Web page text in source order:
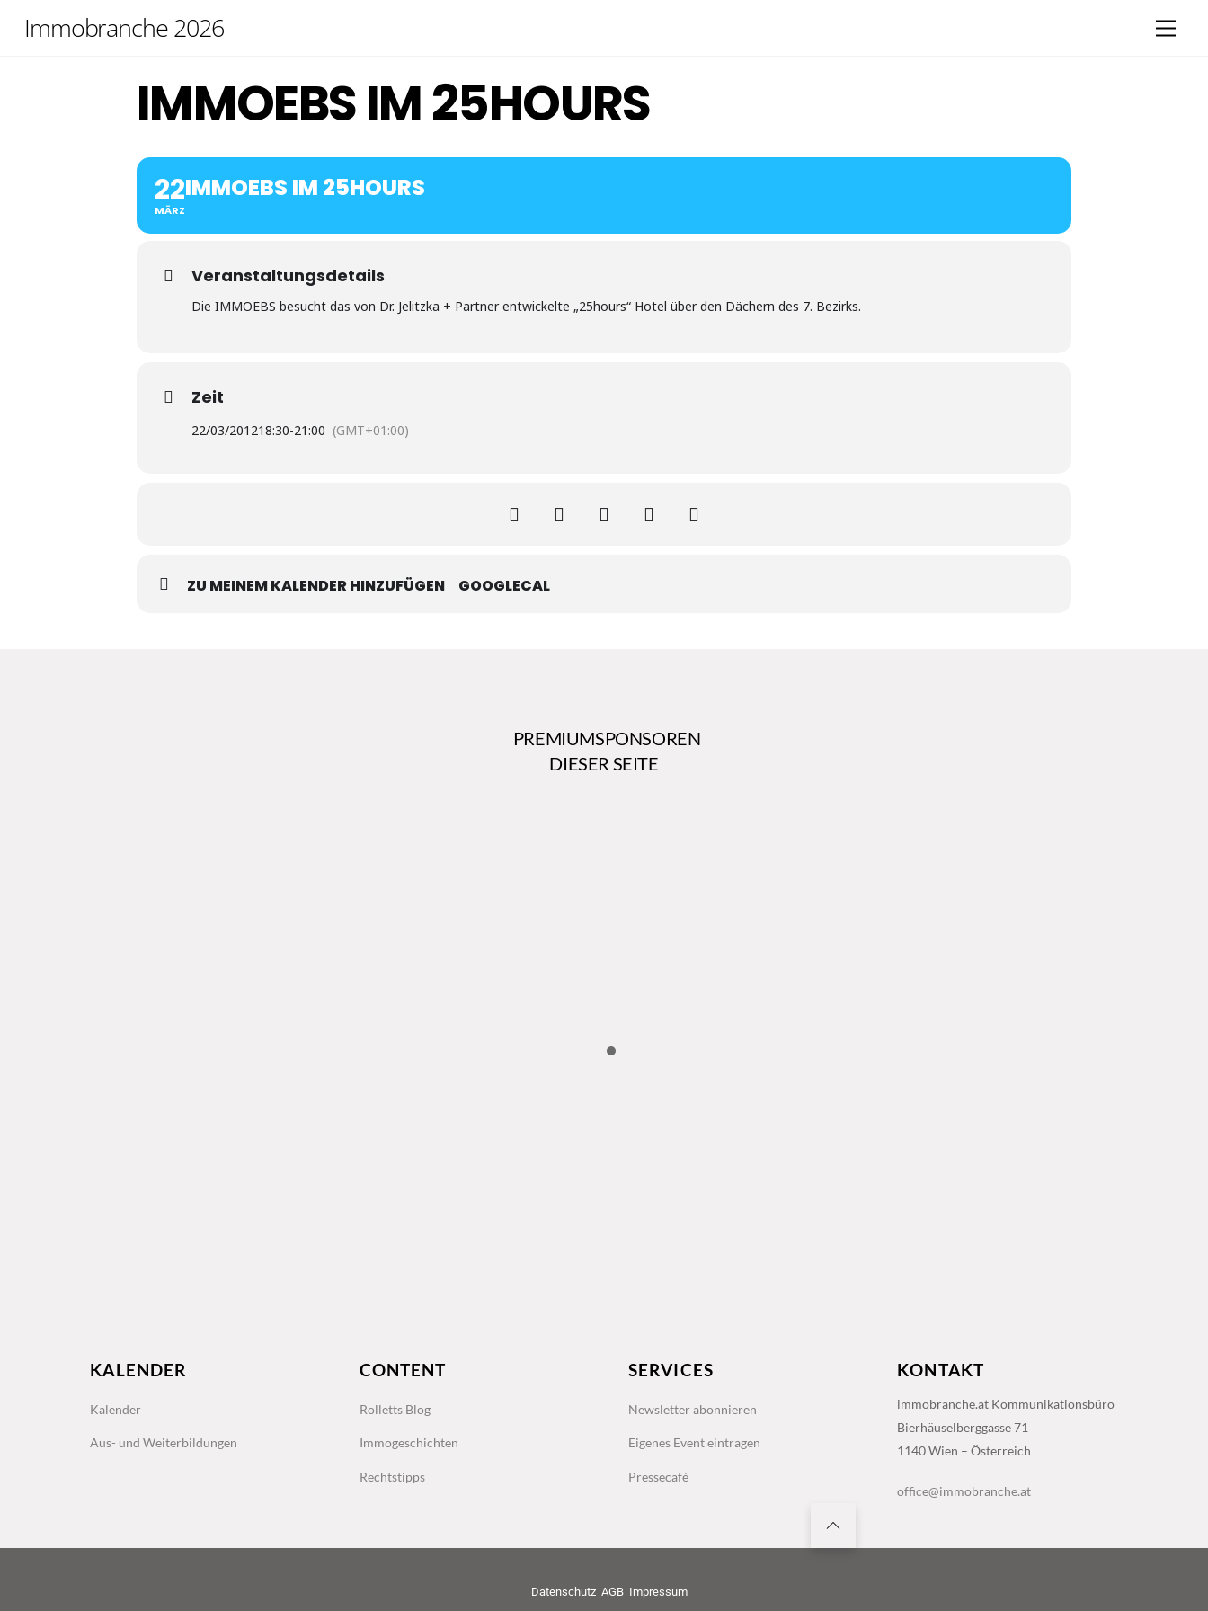
Immobranche 2026
IMMOEBS IM 25HOURS
22
MÄRZ
IMMOEBS IM 25HOURS
Veranstaltungsdetails
Die IMMOEBS besucht das von Dr. Jelitzka + Partner entwickelte „25hours“ Hotel über den Dächern des 7. Bezirks.
Zeit
22/03/201218:30-21:00 (GMT+01:00)
ZU MEINEM KALENDER HINZUFÜGEN GOOGLECAL
PREMIUMSPONSOREN
DIESER SEITE
KALENDER
Kalender
Aus- und Weiterbildungen
CONTENT
Rolletts Blog
Immogeschichten
Rechtstipps
SERVICES
Newsletter abonnieren
Eigenes Event eintragen
Pressecafé
KONTAKT
immobranche.at Kommunikationsbüro
Bierhäuselberggasse 71
1140 Wien – Österreich
office@immobranche.at
Datenschutz AGB Impressum